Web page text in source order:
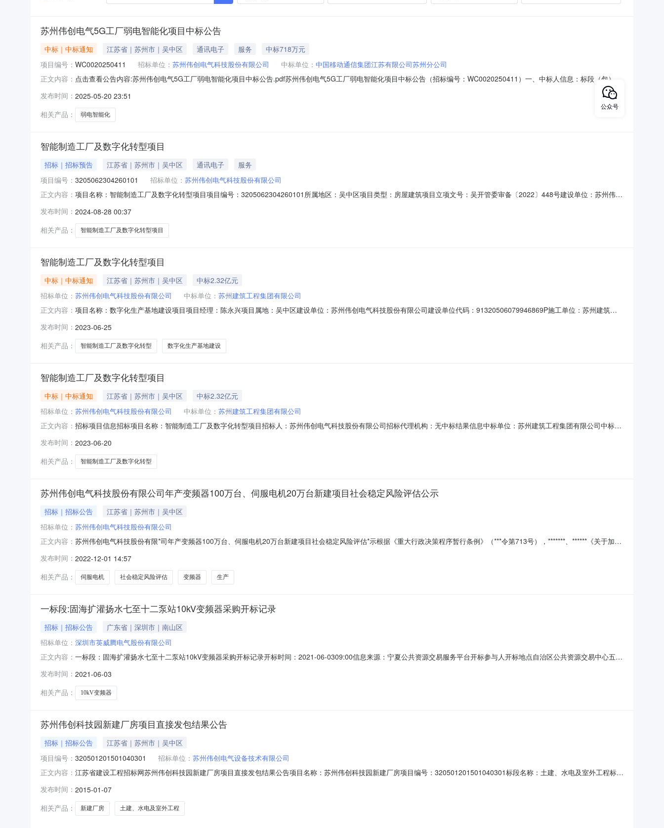
苏州伟创电气5G工厂弱电智能化项目中标公告
中标｜中标通知 江苏省｜苏州市｜吴中区 通讯电子 服务
中标718万元
项目编号： WC0020250411 招标单位： 苏州伟创电气科技股份有限公司 中标单位： 中国移动通信集团江苏有限公司苏州分公司
正文内容： 点击查看公告内容:苏州伟创电气5G工厂弱电智能化项目中标公告.pdf苏州伟创电气5G工厂弱电智能化项目中标公告（招标编号：WC0020250411）一、中标人信息：标段（包）
[001]苏州伟创电气5G工厂弱电智能化项目：中标人：中国移动通信集团江苏有限公司苏州分公司中标价格：718万元二、其他：1、项目编号：WC0020250411号2、项目名称：苏
州伟创电气5G工厂弱电智能化项目3、中标信息：中标供应商名称：中国移动通信集团江苏有限公司苏州分公司中标供应商地址：江苏省苏州市工业园区苏州大道东333号中标总金
额：柒
发布时间： 2025-05-20 23:51
相关产品：
弱电智能化
智能制造工厂及数字化转型项目
招标｜招标预告 江苏省｜苏州市｜吴中区 通讯电子
服务
项目编号： 3205062304260101 招标单位： 苏州伟创电气科技股份有限公司
正文内容： 项目名称：智能制造工厂及数字化转型项目项目编号：3205062304260101所属地区：吴中区项目类型：房屋建筑项目立项文号：吴开管委审备〔2022〕448号建设单位：苏州伟创
发布时间： 2024-08-28 00:37
相关产品：
智能制造工厂及数字化转型项目
智能制造工厂及数字化转型项目
中标｜中标通知 江苏省｜苏州市｜吴中区
中标2.32亿元
招标单位： 苏州伟创电气科技股份有限公司 中标单位： 苏州建筑工程集团有限公司
正文内容： 项目名称：数字化生产基地建设项目项目经理：陈永兴项目属地：吴中区建设单位：苏州伟创电气科技股份有限公司建设单位代码：91320506079946869P施工单位：苏州建筑工
232447338.00计划开工时间：2023-06-2000:00:00计划竣工时间：2025-03-0400:00:00归集日期：2023-06-2513:29:0
发布时间： 2023-06-25
相关产品：
智能制造工厂及数字化转型 数字化生产基地建设
智能制造工厂及数字化转型项目
中标｜中标通知 江苏省｜苏州市｜吴中区
中标2.32亿元
招标单位： 苏州伟创电气科技股份有限公司 中标单位： 苏州建筑工程集团有限公司
正文内容： 招标项目信息招标项目名称：智能制造工厂及数字化转型项目招标人：苏州伟创电气科技股份有限公司招标代理机构：无中标结果信息中标单位：苏州建筑工程集团有限公司中标价
发布时间： 2023-06-20
相关产品：
智能制造工厂及数字化转型
苏州伟创电气科技股份有限公司年产变频器100万台、伺服电机20万台新建项目社会稳定风险评估公示
招标｜招标公告
江苏省｜苏州市｜吴中区
招标单位： 苏州伟创电气科技股份有限公司
正文内容： 苏州伟创电气科技股份有限*司年产变频器100万台、伺服电机20万台新建项目社会稳定风险评估*示根据《重大行政决策程序暂行条例》（***令第713号），*******、******《关于加强
号）等文件精神要求，需对本项目进行社会稳定风险评估，现将项目社会稳定风险评估的相关事宜*示如下：一、建设规模与内容：在原有厂房内新建变频器、伺服电机生产项目
发布时间： 2022-12-01 14:57
相关产品：
伺服电机 社会稳定风险评估 变频器 生产
一标段:固海扩灌扬水七至十二泵站10kV变频器采购开标记录
招标｜招标公告
广东省｜深圳市｜南山区
招标单位： 深圳市英威腾电气股份有限公司
正文内容： 一标段：固海扩灌扬水七至十二泵站10kV变频器采购开标记录开标时间：2021-06-0309:00信息来源：宁夏公共资源交易服务平台开标参与人开标地点自治区公共资源交易中心五楼
限公司;报价:7317000元/%/单价;工期:130日历天;投标人名称:东方日立（成都）电控设备有限公司;报价:4438000元/%/单价;工期:
发布时间： 2021-06-03
相关产品：
10kV变频器
苏州伟创科技园新建厂房项目直接发包结果公告
招标｜招标公告
江苏省｜苏州市｜吴中区
项目编号： 320501201501040301 招标单位： 苏州伟创电气设备技术有限公司
正文内容： 江苏省建设工程招标网苏州伟创科技园新建厂房项目直接发包结果公告项目名称：苏州伟创科技园新建厂房项目编号：320501201501040301标段名称：土建、水电及室外工程标段
（万元）：4900.00承接工期（天）：项目负责人：郑秀生工程规模：招标人定标原因及依旧：备注：
发布时间： 2015-01-07
相关产品：
新建厂房 土建、水电及室外工程
公众号